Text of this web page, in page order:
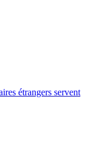
étrangers servent